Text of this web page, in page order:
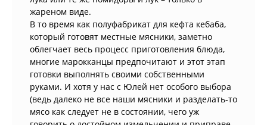
жареном виде.
В то время как полуфабрикат для кефта кебаба,
который готовят местные мясники, заметно
облегчает весь процесс приготовления блюда,
многие марокканцы предпочитают и этот этап
готовки выполнять своими собственными
руками. И хотя у нас с Юлей нет особого выбора
(ведь далеко не все наши мясники и разделать-то
мясо как следует не в состоянии, чего уж